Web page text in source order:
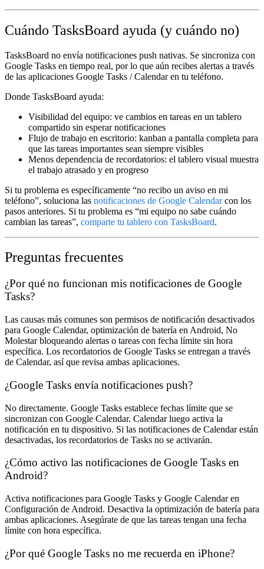
Cuándo TasksBoard ayuda (y cuándo no)
TasksBoard no envía notificaciones push nativas. Se sincroniza con
Google Tasks en tiempo real, por lo que aún recibes alertas a través
de las aplicaciones Google Tasks / Calendar en tu teléfono.
Donde TasksBoard ayuda:
Visibilidad del equipo: ve cambios en tareas en un tablero
compartido sin esperar notificaciones
Flujo de trabajo en escritorio: kanban a pantalla completa para
que las tareas importantes sean siempre visibles
Menos dependencia de recordatorios: el tablero visual muestra
el trabajo atrasado y en progreso
Si tu problema es específicamente “no recibo un aviso en mi
teléfono”, soluciona las notificaciones de Google Calendarcon los
pasos anteriores. Si tu problema es “mi equipo no sabe cuándo
cambian las tareas”, comparte tu tablero con TasksBoard.
Preguntas frecuentes
¿Por qué no funcionan mis notificaciones de Google
Tasks?
Las causas más comunes son permisos de notificación desactivados
para Google Calendar, optimización de batería en Android, No
Molestar bloqueando alertas o tareas con fecha límite sin hora
específica. Los recordatorios de Google Tasks se entregan a través
de Calendar, así que revisa ambas aplicaciones.
¿Google Tasks envía notificaciones push?
No directamente. Google Tasks establece fechas límite que se
sincronizan con Google Calendar. Calendar luego activa la
notificación en tu dispositivo. Si las notificaciones de Calendar están
desactivadas, los recordatorios de Tasks no se activarán.
¿Cómo activo las notificaciones de Google Tasks en
Android?
Activa notificaciones para Google Tasks y Google Calendar en
Configuración de Android. Desactiva la optimización de batería para
ambas aplicaciones. Asegúrate de que las tareas tengan una fecha
límite con hora específica.
¿Por qué Google Tasks no me recuerda en iPhone?